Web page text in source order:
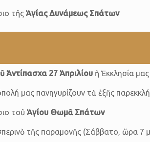
τῆς Ἁγίας Δυνάμεως Σπάτων
Ἀντίπασχα 27 Ἀπριλίουἡ Ἐκκλησία μας
μας πανηγυρίζουν τὰ ἑξῆς
τοῦ Ἁγίου Θωμᾶ Σπάτων
τῆς παραμονῆς (Σάββατο, ὥρα 7